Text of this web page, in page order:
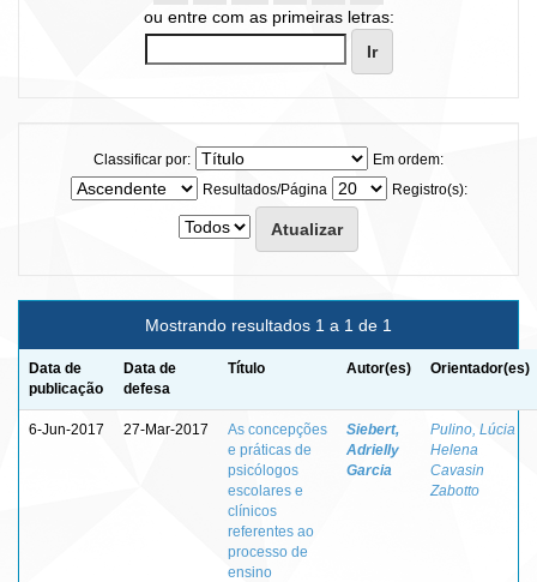
ou entre com as primeiras letras:
Classificar por:
Em ordem:
Resultados/Página
Registro(s):
Mostrando resultados 1 a 1 de 1
Data de
publicação
Data de
defesa
Título Autor(es) Orientador(es)
6-Jun-2017 27-Mar-2017
As concepções
e práticas de
psicólogos
escolares e
clínicos
referentes ao
processo de
ensino
Siebert,
Adrielly
Garcia
Pulino, Lúcia
Helena
Cavasin
Zabotto